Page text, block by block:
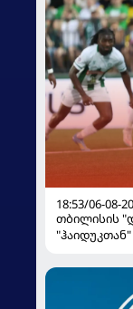
18:53/06-08-
თბილისის